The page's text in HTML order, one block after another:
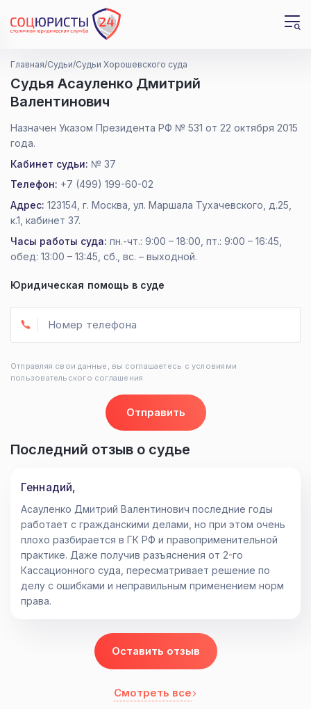
Главная Судьи Судьи Хорошевского суда
Судья Асауленко Дмитрий
Валентинович
Назначен Указом Президента РФ № 531 от 22 октября 2015
года.
Кабинет судьи: № 37
Телефон: +7 (499) 199-60-02
Адрес: 123154, г. Москва, ул. Маршала Тухачевского, д.25,
к.1, кабинет 37.
Часы работы суда: пн.-чт.: 9:00 – 18:00, пт.: 9:00 – 16:45,
обед: 13:00 – 13:45, сб., вс. – выходной.
Юридическая помощь в суде
Отправить
Отправляя свои данные, вы соглашаетесь с условиями
пользовательского соглашения
Последний отзыв о судье
Геннадий,
Асауленко Дмитрий Валентинович последние годы
работает с гражданскими делами, но при этом очень
плохо разбирается в ГК РФ и правоприменительной
практике. Даже получив разъяснения от 2-го
Кассационного суда, пересматривает решение по
делу с ошибками и неправильным применением норм
права.
Оставить отзыв
Смотреть все
В ближайшие недели
Да, но мне не помогли Да, но ищу лучшие условия
Утром, с 9 до 12 Днем, с 12 до 18
Отправить